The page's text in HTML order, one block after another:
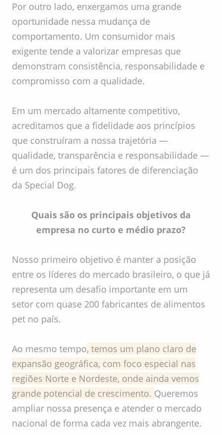
Por outro lado, enxergamos uma grande
oportunidade nessa mudança de
comportamento. Um consumidor mais
exigente tende a valorizar empresas que
demonstram consistência, responsabilidade e
compromisso com a qualidade.
Em um mercado altamente competitivo,
acreditamos que a fidelidade aos princípios
que construíram a nossa trajetória —
qualidade, transparência e responsabilidade —
é um dos principais fatores de diferenciação
da Special Dog.
Quais são os principais objetivos da
empresa no curto e médio prazo?
Nosso primeiro objetivo é manter a posição
entre os líderes do mercado brasileiro, o que já
representa um desafio importante em um
setor com quase 200 fabricantes de alimentos
pet no país.
Ao mesmo tempo, temos um plano claro de
expansão geográfica, com foco especial nas
regiões Norte e Nordeste, onde ainda vemos
grande potencial de crescimento. Queremos
ampliar nossa presença e atender o mercado
nacional de forma cada vez mais abrangente.